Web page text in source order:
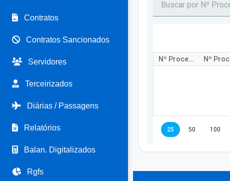
Contratos
Contratos Sancionados
Servidores
Terceirizados
Diárias / Passagens
Relatórios
Balan. Digitalizados
Rgfs
Nº Processo Nº
25 50 100